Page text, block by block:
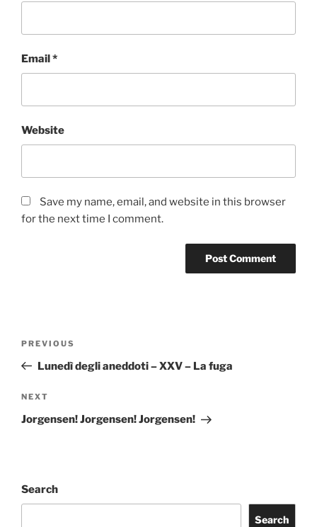
Email*
Website
Save my name, email, and website in this browser
for the next time I comment.
Previous
Post
PREVIOUS
Lunedì degli aneddoti – XXV – La fuga
Next
Post
NEXT
Jorgensen! Jorgensen! Jorgensen!
Search
Search